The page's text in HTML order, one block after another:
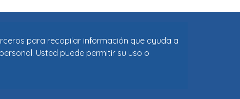
para recopilar información que ayuda a
Usted puede permitir su uso o